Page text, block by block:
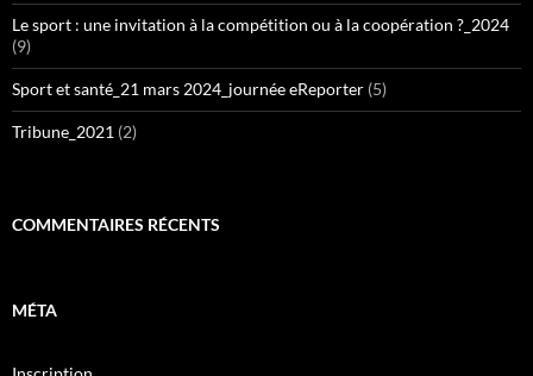
Le sport : une invitation à la compétition ou à la coopération ?_2024
(9)
Sport et santé_21 mars 2024_journée eReporter (5)
Tribune_2021 (2)
COMMENTAIRES RÉCENTS
MÉTA